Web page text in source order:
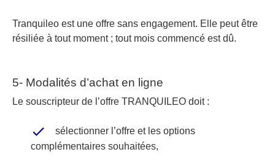
Tranquileo est une offre sans engagement. Elle peut être
résiliée à tout moment ; tout mois commencé est dû.
5- Modalités d’achat en ligne
Le souscripteur de l’offre TRANQUILEO doit :
sélectionner l’offre et les options
complémentaires souhaitées,